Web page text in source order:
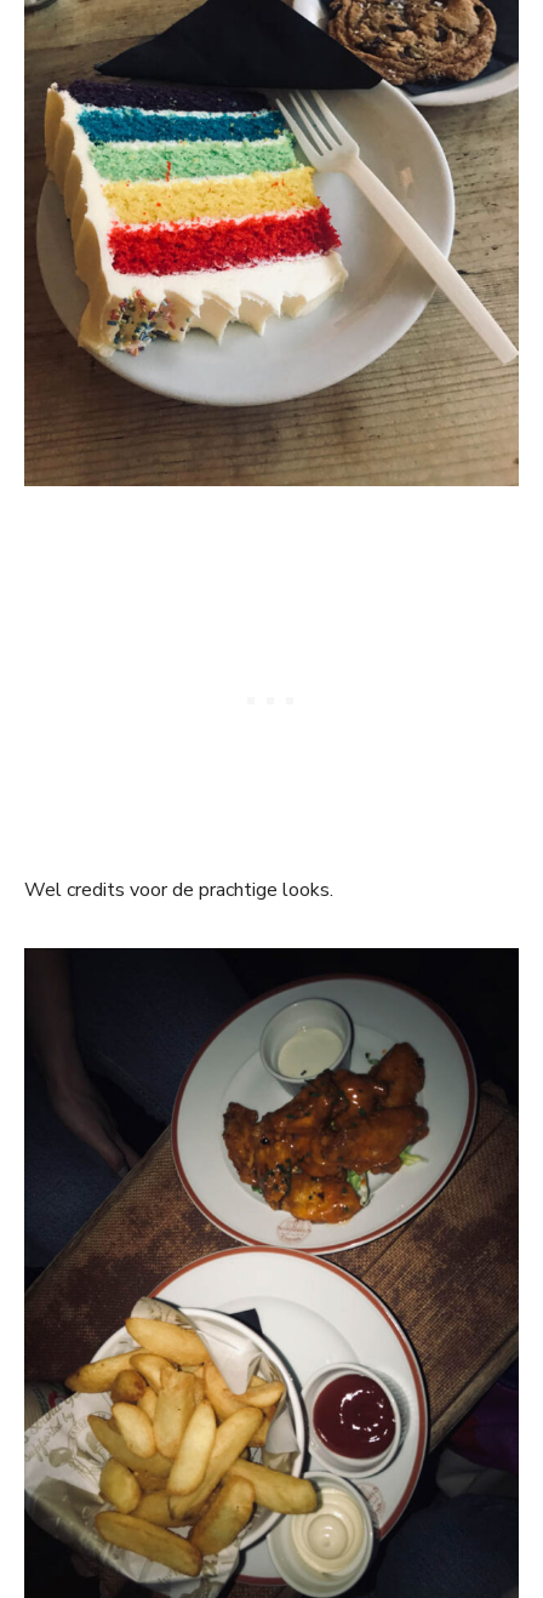
Wel credits voor de prachtige looks.